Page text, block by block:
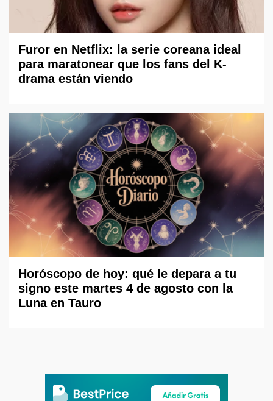
Furor en Netflix: la serie coreana ideal
para maratonear que los fans del K-
drama están viendo
Horóscopo de hoy: qué le depara a tu
signo este martes 4 de agosto con la
Luna en Tauro